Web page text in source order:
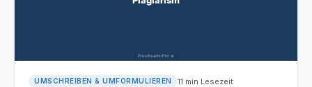
UMSCHREIBEN & UMFORMULIEREN 11 min Lesezeit